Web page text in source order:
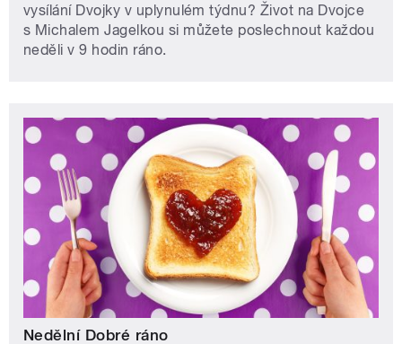
vysílání Dvojky v uplynulém týdnu? Život na Dvojce
s Michalem Jagelkou si můžete poslechnout každou
neděli v 9 hodin ráno.
Nedělní Dobré ráno